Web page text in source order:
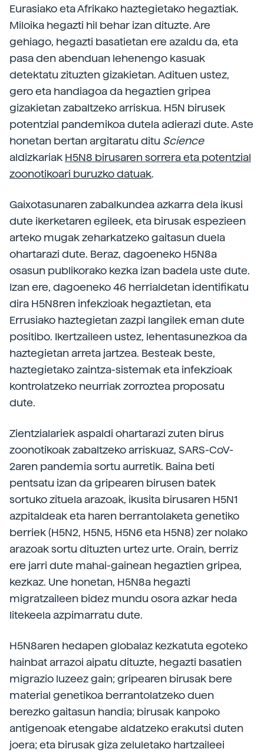
Eurasiako eta Afrikako haztegietako hegaztiak.
Miloika hegazti hil behar izan dituzte. Are
gehiago, hegazti basatietan ere azaldu da, eta
pasa den abenduan lehenengo kasuak
detektatu zituzten gizakietan. Adituen ustez,
gero eta handiagoa da hegaztien gripea
gizakietan zabaltzeko arriskua. H5N birusek
potentzial pandemikoa dutela adierazi dute. Aste
honetan bertan argitaratu ditu Science
aldizkariak H5N8 birusaren sorrera eta potentzial
zoonotikoari buruzko datuak.
Gaixotasunaren zabalkundea azkarra dela ikusi
dute ikerketaren egileek, eta birusak espezieen
arteko mugak zeharkatzeko gaitasun duela
ohartarazi dute. Beraz, dagoeneko H5N8a
osasun publikorako kezka izan badela uste dute.
Izan ere, dagoeneko 46 herrialdetan identifikatu
dira H5N8ren infekzioak hegaztietan, eta
Errusiako haztegietan zazpi langilek eman dute
positibo. Ikertzaileen ustez, lehentasunezkoa da
haztegietan arreta jartzea. Besteak beste,
haztegietako zaintza-sistemak eta infekzioak
kontrolatzeko neurriak zorroztea proposatu
dute.
Zientzialariek aspaldi ohartarazi zuten birus
zoonotikoak zabaltzeko arriskuaz, SARS-CoV-
2aren pandemia sortu aurretik. Baina beti
pentsatu izan da gripearen birusen batek
sortuko zituela arazoak, ikusita birusaren H5N1
azpitaldeak eta haren berrantolaketa genetiko
berriek (H5N2, H5N5, H5N6 eta H5N8) zer nolako
arazoak sortu dituzten urtez urte. Orain, berriz
ere jarri dute mahai-gainean hegaztien gripea,
kezkaz. Une honetan, H5N8a hegazti
migratzaileen bidez mundu osora azkar heda
litekeela azpimarratu dute.
H5N8aren hedapen globalaz kezkatuta egoteko
hainbat arrazoi aipatu dituzte, hegazti basatien
migrazio luzeez gain; gripearen birusak bere
material genetikoa berrantolatzeko duen
berezko gaitasun handia; birusak kanpoko
antigenoak etengabe aldatzeko erakutsi duten
joera; eta birusak giza zeluletako hartzaileei